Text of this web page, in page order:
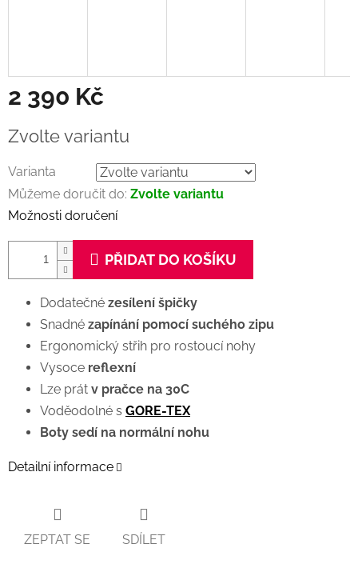
2 390 Kč
cena:
Zvolte variantu
Varianta
Můžeme doručit do: Zvolte variantu
Možnosti doručení
PŘIDAT DO KOŠÍKU
Dodatečné zesílení špičky
Snadné zapínání pomocí suchého zipu
Ergonomický střih pro rostoucí nohy
Vysoce reflexní
Lze prát v pračce na 30C
Voděodolné s GORE-TEX
Boty sedí na normální nohu
Detailní informace
ZEPTAT SE SDÍLET